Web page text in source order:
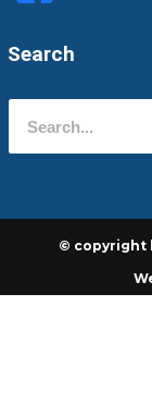
Search
© copyright